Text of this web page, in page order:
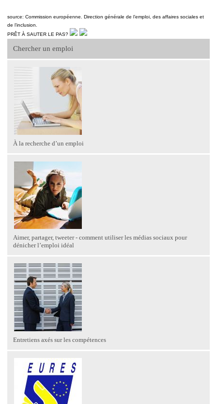
Chercher un emploi
À la recherche d’un emploi
Aimer, partager, tweeter - comment utiliser les médias sociaux pour
dénicher l’emploi idéal
Entretiens axés sur les compétences
source: Commission européenne. Direction générale de l’emploi, des affaires sociales et
de l’inclusion.
PRÊT À SAUTER LE PAS?